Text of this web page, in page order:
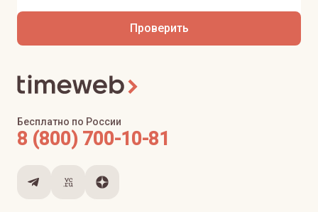
Проверить
Бесплатно по России
8 (800) 700-10-81